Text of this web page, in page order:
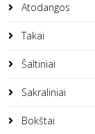
Atodangos
Takai
Šaltiniai
Sakraliniai
Bokštai